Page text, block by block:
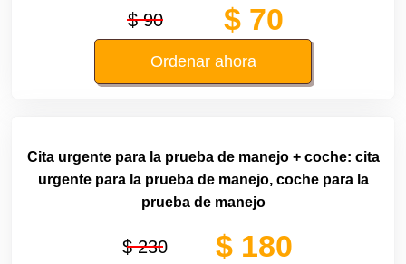
$ 90 $ 70
Ordenar ahora
Cita urgente para la prueba de manejo + coche: cita
urgente para la prueba de manejo, coche para la
prueba de manejo
$ 230 $ 180